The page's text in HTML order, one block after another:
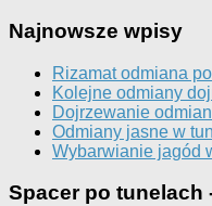
Najnowsze wpisy
Rizamat odmiana
Kolejne odmiany
Dojrzewanie
Odmiany jasne w
Wybarwianie jagód
Spacer po tunelach